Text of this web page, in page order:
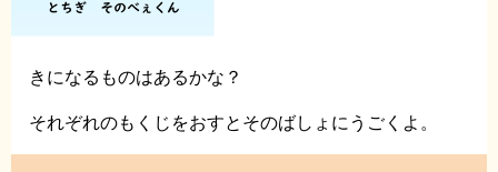
きになるものはあるかな？
それぞれのもくじをおすとそのばしょにうごくよ。